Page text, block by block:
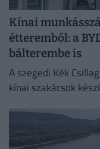
Kínai
étteremből: a
bálterembe is
A szegedi Kék
kínai szakácsok
munkásszállás lehet.